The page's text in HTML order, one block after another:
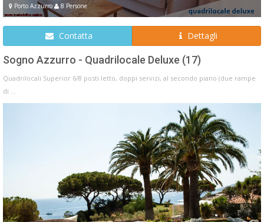
Porto Azzurro 8 Persone
Contatta Dettagli
Sogno Azzurro - Quadrilocale Deluxe (17)
Quadrilocali Superior 6/8 posti letto, doppi servizi, al secondo piano (due rampe
di ...